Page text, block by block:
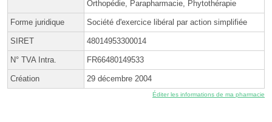
Orthopédie, Parapharmacie, Phytothérapie
Forme juridique Société d'exercice libéral par action simplifiée
SIRET 48014953300014
N° TVA Intra. FR66480149533
Création 29 décembre 2004
Éditer les informations de ma pharmacie